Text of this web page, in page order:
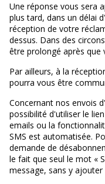
Une réponse vous sera
plus tard, dans un délai
réception de votre
dessus. Dans des
être prolongé après que
Par ailleurs, à la
pourra vous être
Concernant nos envois
possibilité d'utiliser le
emails ou la
SMS est automatisée.
demande de
le fait que seul le mot «
message, sans y